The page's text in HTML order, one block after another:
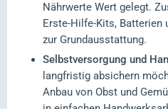
Nährwerte Wert gelegt.
Erste-Hilfe-Kits,
zur Grundausstattung.
Selbstversorgung und
langfristig absichern
Anbau von Obst und